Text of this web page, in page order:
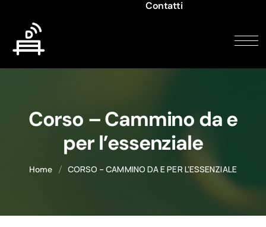
Contatti
Corso – Cammino da e
per l’essenziale
Home CORSO – CAMMINO DA E PER L’ESSENZIALE